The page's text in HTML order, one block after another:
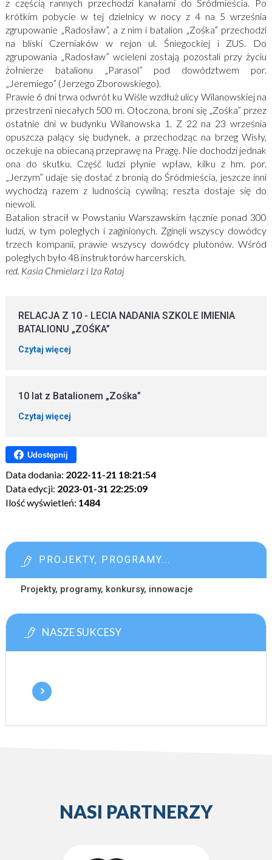
z częścią rannych przechodzi kanałami do Śródmieścia. Po
krótkim pobycie w tej dzielnicy w nocy z 4 na 5 września
zgrupowanie „Radosław”, a z nim i batalion „Zośka” przechodzi
na bliski Czerniaków w rejon ul. Śniegockiej i ZUS. Do
zgrupowania „Radosław” wcieleni zostają pozostali przy życiu
żołnierze batalionu „Parasol” pod dowództwem por.
„Jeremiego” (Jerzego Zborowskiego).
Prawie 6 dni trwa odwrót ku Wiśle wzdłuż ulicy Wilanowskiej na
przestrzeni niecałych 500 m. Otoczona, broni się „Zośka” przez
ostatnie dni w budynku Wilanowska 1. Z 22 na 23 września
opuszcza palący się budynek, a przechodząc na brzeg Wisły,
oczekuje na obiecaną przeprawę na Pragę. Nie dochodzi jednak
ona do skutku. Część ludzi płynie wpław, kilku z hm. por.
„Jerzym” udaje się dostać z bronią do Śródmieścia, jeszcze inni
wychodzą razem z ludnością cywilną; reszta dostaje się do
niewoli.
Batalion stracił w Powstaniu Warszawskim łącznie ponad 300
ludzi, w tym poległych i zaginionych. Zginęli wszyscy dowódcy
trzech kompanii, prawie wszyscy dowódcy plutonów. Wśród
poległych było 48 instruktorów harcerskich.
red. Kasia Chmielarz i Iza Rataj
RELACJA Z 10 - LECIA NADANIA SZKOLE IMIENIA
BATALIONU „ZOŚKA”
Czytaj więcej
10 lat z Batalionem „Zośka”
Czytaj więcej
Udostępnij
Data dodania: 2022-11-21 18:21:54
Data edycji: 2023-01-31 22:25:09
Ilość wyświetleń: 1484
PROJEKTY, PROGRAMY...
Projekty, programy, konkursy, innowacje
NASZE SUKCESY
NASI PARTNERZY